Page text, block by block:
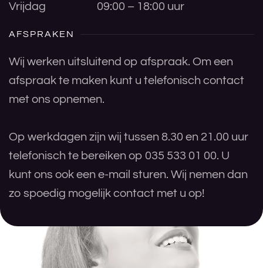
Vrijdag 09:00 – 18:00 uur
AFSPRAKEN
Wij werken uitsluitend op afspraak. Om een
afspraak te maken kunt u telefonisch contact
met ons opnemen.
Op werkdagen zijn wij tussen 8.30 en 21.00 uur
telefonisch te bereiken op 035 533 01 00. U
kunt ons ook een e-mail sturen. Wij nemen dan
zo spoedig mogelijk contact met u op!